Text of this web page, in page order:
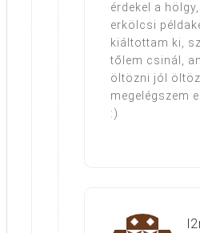
érdekel a
erkölcsi
kiáltottam ki,
tőlem csinál,
öltözni jól
megelégszem
:)